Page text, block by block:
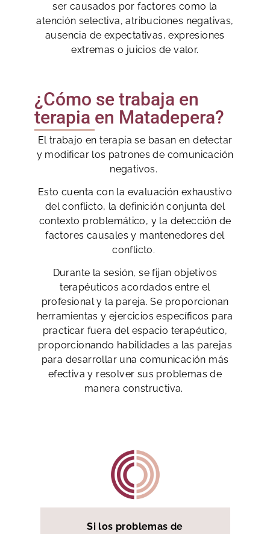
ser causados por factores como la
atención selectiva, atribuciones negativas,
ausencia de expectativas, expresiones
extremas o juicios de valor.
¿Cómo se trabaja en
terapia en Matadepera?
El trabajo en terapia se basan en detectar
y modificar los patrones de comunicación
negativos.
Esto cuenta con la evaluación exhaustivo
del conflicto, la definición conjunta del
contexto problemático, y la detección de
factores causales y mantenedores del
conflicto.
Durante la sesión, se fijan objetivos
terapéuticos acordados entre el
profesional y la pareja. Se proporcionan
herramientas y ejercicios específicos para
practicar fuera del espacio terapéutico,
proporcionando habilidades a las parejas
para desarrollar una comunicación más
efectiva y resolver sus problemas de
manera constructiva.
Si los problemas de